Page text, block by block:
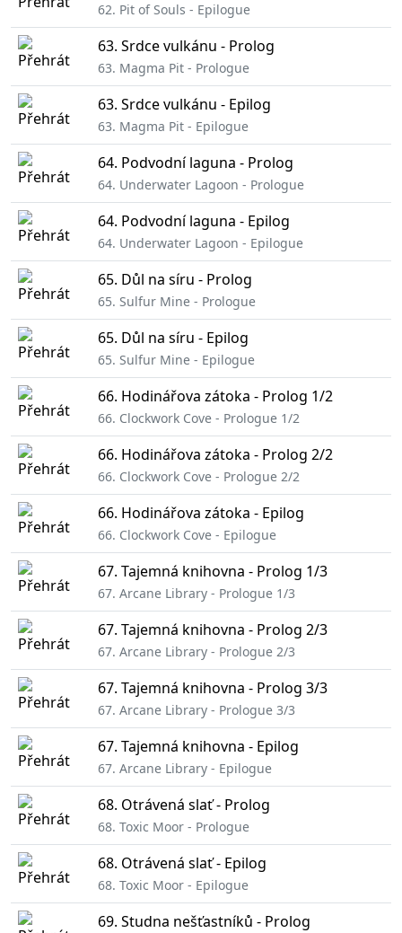
62. Pit of Souls - Epilogue
63. Srdce vulkánu - Prolog
63. Magma Pit - Prologue
63. Srdce vulkánu - Epilog
63. Magma Pit - Epilogue
64. Podvodní laguna - Prolog
64. Underwater Lagoon - Prologue
64. Podvodní laguna - Epilog
64. Underwater Lagoon - Epilogue
65. Důl na síru - Prolog
65. Sulfur Mine - Prologue
65. Důl na síru - Epilog
65. Sulfur Mine - Epilogue
66. Hodinářova zátoka - Prolog 1/2
66. Clockwork Cove - Prologue 1/2
66. Hodinářova zátoka - Prolog 2/2
66. Clockwork Cove - Prologue 2/2
66. Hodinářova zátoka - Epilog
66. Clockwork Cove - Epilogue
67. Tajemná knihovna - Prolog 1/3
67. Arcane Library - Prologue 1/3
67. Tajemná knihovna - Prolog 2/3
67. Arcane Library - Prologue 2/3
67. Tajemná knihovna - Prolog 3/3
67. Arcane Library - Prologue 3/3
67. Tajemná knihovna - Epilog
67. Arcane Library - Epilogue
68. Otrávená slať - Prolog
68. Toxic Moor - Prologue
68. Otrávená slať - Epilog
68. Toxic Moor - Epilogue
69. Studna nešťastníků - Prolog